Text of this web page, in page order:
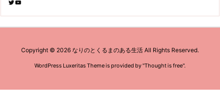
Twitter YouTube
Copyright © 2026 なりのとくるまのある生活 All Rights Reserved.
WordPress Luxeritas Theme is provided by "Thought is free".